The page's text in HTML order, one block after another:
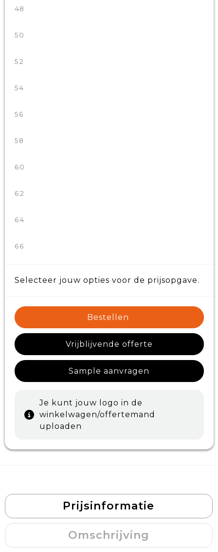
48
50
52
54
56
58
60
62
64
66
Selecteer jouw opties voor de prijsopgave.
Bestellen
Vrijblijvende offerte
Sample aanvragen
Je kunt jouw logo in de
winkelwagen/offertemand
uploaden
Prijsinformatie
Omschrijving